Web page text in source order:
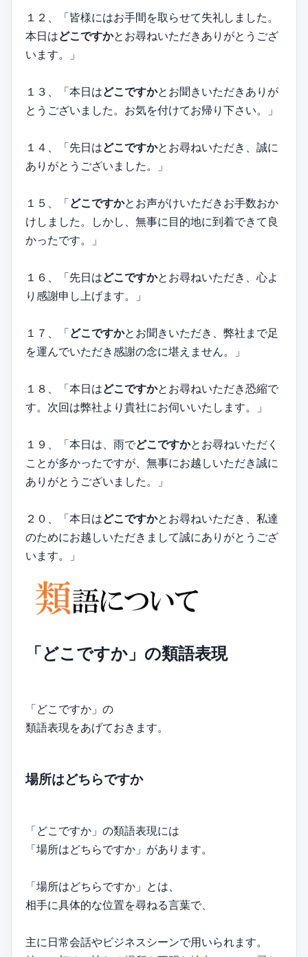
１２、「皆様にはお手間を取らせて失礼しました。
本日はどこですかとお尋ねいただきありがとうござ
います。」
１３、「本日はどこですかとお聞きいただきありが
とうございました。お気を付けてお帰り下さい。」
１４、「先日はどこですかとお尋ねいただき、誠に
ありがとうございました。」
１５、「どこですかとお声がけいただきお手数おか
けしました。しかし、無事に目的地に到着できて良
かったです。」
１６、「先日はどこですかとお尋ねいただき、心よ
り感謝申し上げます。」
１７、「どこですかとお聞きいただき、弊社まで足
を運んでいただき感謝の念に堪えません。」
１８、「本日はどこですかとお尋ねいただき恐縮で
す。次回は弊社より貴社にお伺いいたします。」
１９、「本日は、雨でどこですかとお尋ねいただく
ことが多かったですが、無事にお越しいただき誠に
ありがとうございました。」
２０、「本日はどこですかとお尋ねいただき、私達
のためにお越しいただきまして誠にありがとうござ
います。」
「どこですか」の類語表現
「どこですか」の
類語表現をあげておきます。
場所はどちらですか
「どこですか」の類語表現には
「場所はどちらですか」があります。
「場所はどちらですか」とは、
相手に具体的な位置を尋ねる言葉で、
主に日常会話やビジネスシーンで用いられます。